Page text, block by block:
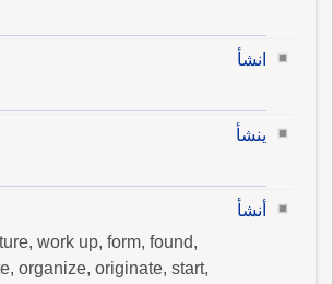
انشأ
ينشأ
أنشأ
work up, form, found,
organize, originate, start,